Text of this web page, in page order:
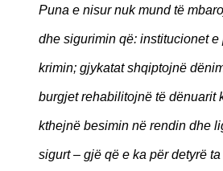
Puna e nisur nuk mund të
dhe sigurimin që: institucionet
krimin; gjykatat shqiptojnë
burgjet rehabilitojnë të dënuarit
kthejnë besimin në rendin dhe
sigurt – gjë që e ka për detyrë